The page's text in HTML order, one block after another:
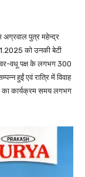
अग्रवाल पुत्र महेन्द्र
को उनकी बेटी
वर-वधू पक्ष के लगभग 300
हुईं एवं रात्रि में विवाह
का कार्यक्रम समय लगभग